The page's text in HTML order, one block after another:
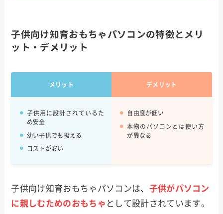
子供向け知育おもちゃパソコンの特徴とメリ
ット・デメリット
メリット デメリット
子供用に設計されているた
め安全
幼い子供でも扱える
コストが安い
自由度が低い
本物のパソコンとは使い方
が異なる
子供向け知育おもちゃパソコンは、 子供がパソコン
に親しむためのおもちゃ として設計されています。